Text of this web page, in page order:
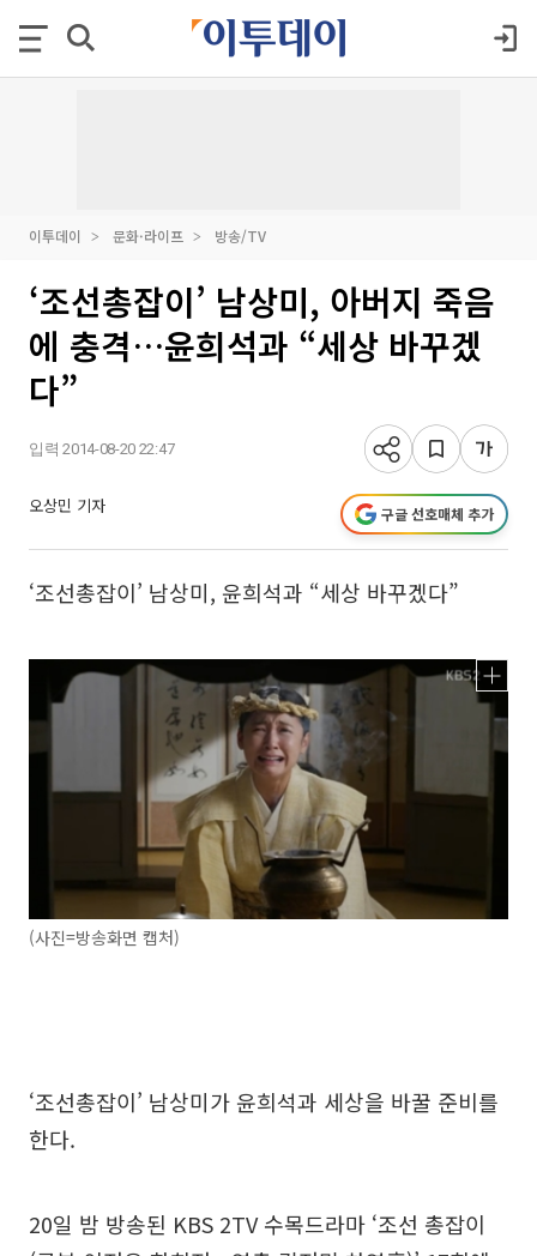
이투데이 문화·라이프 방송/TV
‘조선총잡이’ 남상미, 아버지 죽음
에 충격…윤희석과 “세상 바꾸겠
다”
입력 2014-08-20 22:47
오상민 기자 구글 선호매체 추가
‘조선총잡이’ 남상미, 윤희석과 “세상 바꾸겠다”
(사진=방송화면 캡처)
‘조선총잡이’ 남상미가 윤희석과 세상을 바꿀 준비를
한다.
20일 밤 방송된 KBS 2TV 수목드라마 ‘조선 총잡이